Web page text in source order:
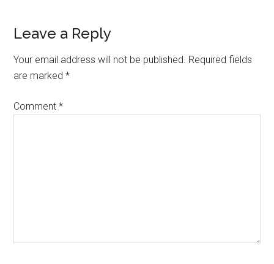
Reader
Interactions
Leave a Reply
Your email address will not be published. Required fields
are marked*
Comment*